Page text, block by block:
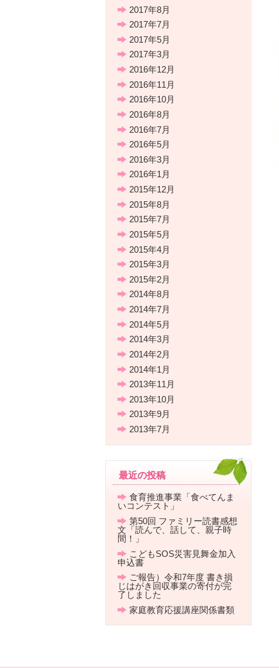
2017年8月
2017年7月
2017年5月
2017年3月
2016年12月
2016年11月
2016年10月
2016年8月
2016年7月
2016年5月
2016年3月
2016年1月
2015年12月
2015年8月
2015年7月
2015年5月
2015年4月
2015年3月
2015年2月
2014年8月
2014年7月
2014年5月
2014年3月
2014年2月
2014年1月
2013年11月
2013年10月
2013年9月
2013年7月
最近の投稿
食育推進事業「食べてんま
いコンテスト」
第50回 ファミリー読書感想
文「読んで、話して、親子時
間！」
こどもSOS災害見舞金加入
申込書
ご報告）令和7年度 書き損
じはがき回収事業の寄付が完
了しました
家庭教育応援講座関係書類